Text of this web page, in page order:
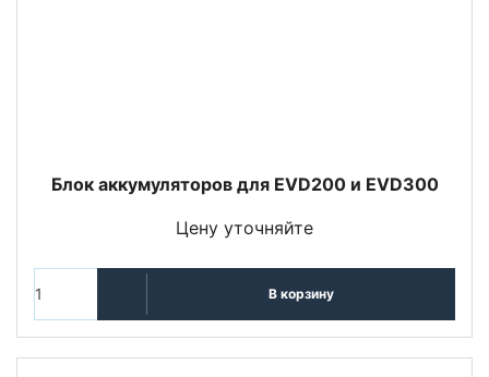
Блок аккумуляторов для EVD200 и EVD300
Цену уточняйте
В корзину